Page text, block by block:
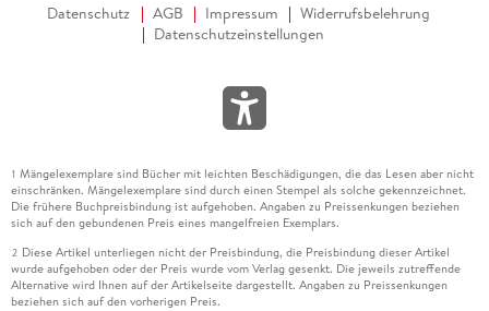
Datenschutz AGB Impressum
Widerrufsbelehrung
Datenschutzeinstellungen
1 Mängelexemplare sind Bücher mit leichten Beschädigungen, die das Lesen aber nicht
einschränken. Mängelexemplare sind durch einen Stempel als solche gekennzeichnet.
Die frühere Buchpreisbindung ist aufgehoben. Angaben zu Preissenkungen beziehen
sich auf den gebundenen Preis eines mangelfreien Exemplars.
2 Diese Artikel unterliegen nicht der Preisbindung, die Preisbindung dieser Artikel
wurde aufgehoben oder der Preis wurde vom Verlag gesenkt. Die jeweils zutreffende
Alternative wird Ihnen auf der Artikelseite dargestellt. Angaben zu Preissenkungen
beziehen sich auf den vorherigen Preis.